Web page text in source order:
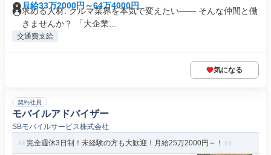
月給33万2000円～64万4000円
求める人材: クルマ業界を本気で変えたい―― そんな仲間と働
きませんか？ 「大企業...
交通費支給
気になる
契約社員
モバイルアドバイザー
SBモバイルサービス株式会社
完全週休3日制！未経験の方も大歓迎！月給25万2000円～！